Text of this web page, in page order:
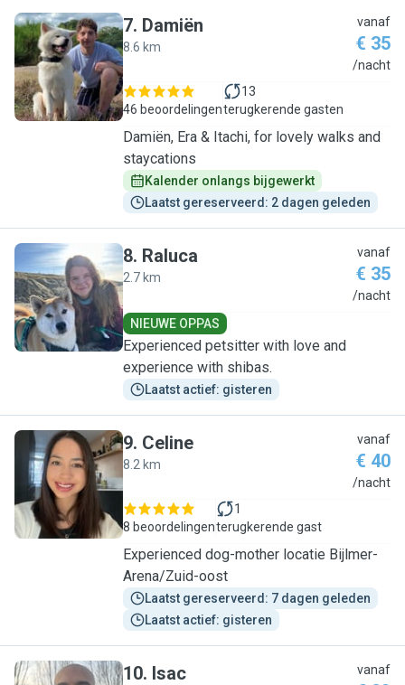
D
7. Damiën
8.6 km
vanaf
€ 35
/nacht
46 beoordelingen
13
terugkerende gasten
Damiën, Era & Itachi, for lovely walks and
staycations
Kalender onlangs bijgewerkt
Laatst gereserveerd: 2 dagen geleden
R
8. Raluca
2.7 km
vanaf
€ 35
/nacht
NIEUWE OPPAS
Experienced petsitter with love and
experience with shibas.
Laatst actief: gisteren
C
9. Celine
8.2 km
vanaf
€ 40
/nacht
8 beoordelingen
1
terugkerende gast
Experienced dog-mother locatie Bijlmer-
Arena/Zuid-oost
Laatst gereserveerd: 7 dagen geleden
Laatst actief: gisteren
10. Isac vanaf